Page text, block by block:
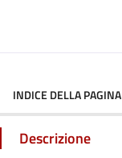
INDICE DELLA PAGINA
Descrizione